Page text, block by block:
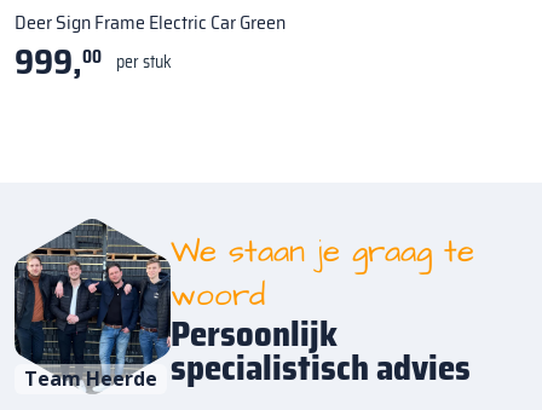
Deer Sign Frame Electric Car Green
999,00 per stuk
Team Heerde
We staan je graag te
woord
Persoonlijk
specialistisch advies